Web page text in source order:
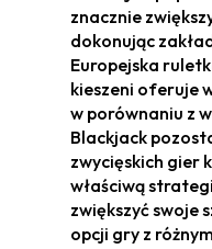
znacznie
dokonując
Europejska
kieszeni oferuje
w porównaniu z
Blackjack
zwycięskich gier
właściwą
zwiększyć swoje
opcji gry z